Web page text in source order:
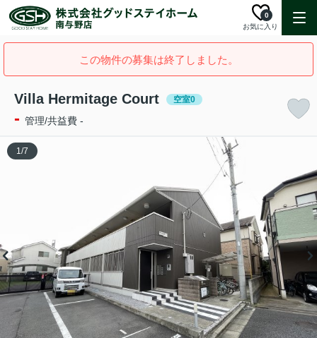
お気に入り
0
この物件の募集は終了しました。
Villa Hermitage Court 空室0
- 管理/共益費 -
1/7